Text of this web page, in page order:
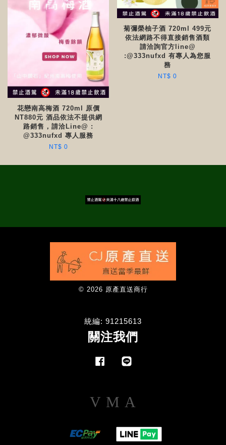
花戀南高梅酒 720ml 原價
NT880元 酒品依法不提供網
路銷售，請洽Line@ :
@333nufxd 專人服務
NT$ 0
菊彌榮柚子酒 720ml 499元
依法網路不得直接銷售酒類
請洽詢官方line@
:@333nufxd 有專人為您服
務
NT$ 0
© 2026 原產直送商行
統編: 91215613
關注我們
Facebook
Visa Master